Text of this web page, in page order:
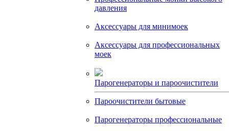
давления
Аксессуары для минимоек
Аксессуары для профессиональных
моек
Парогенераторы и пароочистители
Пароочистители бытовые
Парогенераторы профессиональные